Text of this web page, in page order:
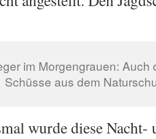
im Morgengrauen: Auch
Schüsse aus dem
wurde diese Nacht-